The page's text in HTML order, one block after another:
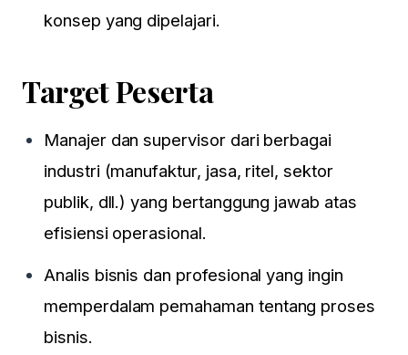
konsep yang dipelajari.
Target Peserta
Manajer dan supervisor dari berbagai
industri (manufaktur, jasa, ritel, sektor
publik, dll.) yang bertanggung jawab atas
efisiensi operasional.
Analis bisnis dan profesional yang ingin
memperdalam pemahaman tentang proses
bisnis.